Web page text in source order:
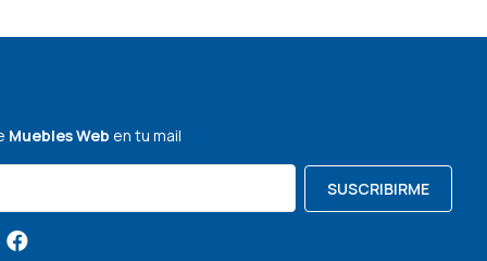
Muebles Web en tu mail
SUSCRIBIRME